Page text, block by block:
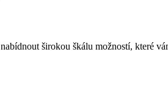
širokou škálu možností, které